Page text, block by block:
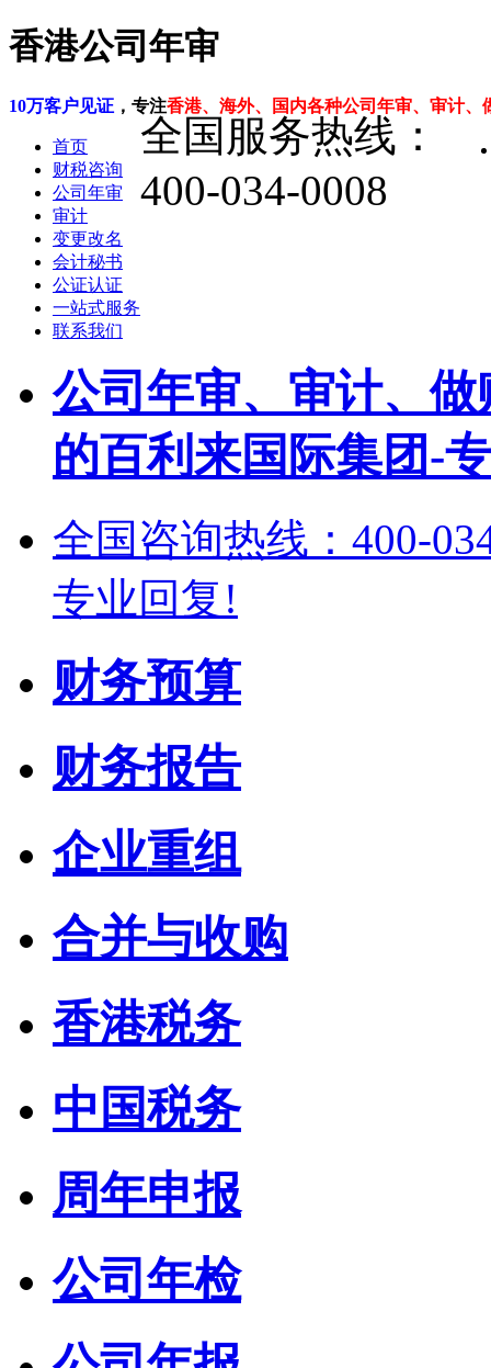
香港公司年审
10万客户见证 ，专注香港、海外、国内各种公司年审、审计、
首页
财税咨询
公司年审
审计
变更改名
会计秘书
公证认证
一站式服务
联系我们
全国服务热线：
400-034-0008
公司年审、审计、
的百利来国际集团-
全国咨询热线：400-
专业回复!
财务预算
财务报告
企业重组
合并与收购
香港税务
中国税务
周年申报
公司年检